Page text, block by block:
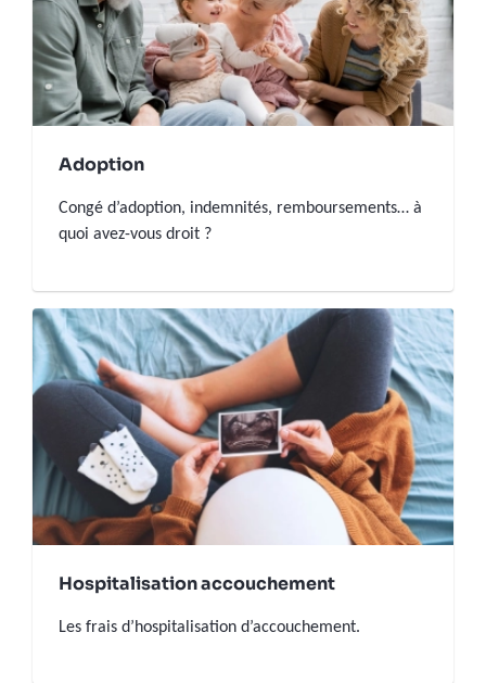
Adoption
Congé d’adoption, indemnités, remboursements… à
quoi avez-vous droit ?
Hospitalisation accouchement
Les frais d’hospitalisation d’accouchement.